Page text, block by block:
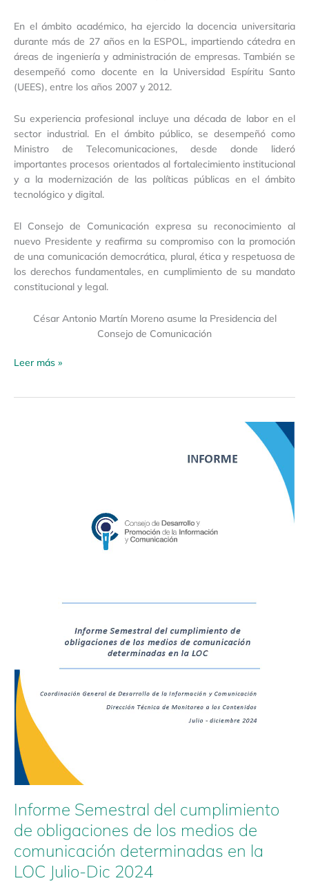
En el ámbito académico, ha ejercido la docencia universitaria
durante más de 27 años en la ESPOL, impartiendo cátedra en
áreas de ingeniería y administración de empresas. También se
desempeñó como docente en la Universidad Espíritu Santo
(UEES), entre los años 2007 y 2012.
Su experiencia profesional incluye una década de labor en el
sector industrial. En el ámbito público, se desempeñó como
Ministro de Telecomunicaciones, desde donde lideró
importantes procesos orientados al fortalecimiento institucional
y a la modernización de las políticas públicas en el ámbito
tecnológico y digital.
El Consejo de Comunicación expresa su reconocimiento al
nuevo Presidente y reafirma su compromiso con la promoción
de una comunicación democrática, plural, ética y respetuosa de
los derechos fundamentales, en cumplimiento de su mandato
constitucional y legal.
César Antonio Martín Moreno asume la Presidencia del
Consejo de Comunicación
Leer más »
Informe Semestral del cumplimiento
de obligaciones de los medios de
comunicación determinadas en la
LOC Julio-Dic 2024
Dic
2024